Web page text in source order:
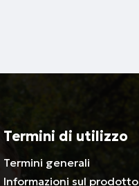
Termini di utilizzo
Termini generali
Informazioni sul prodotto